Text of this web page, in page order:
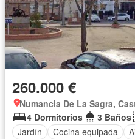
260.000 €
Numancia De La Sagra,
4 Dormitorios
3 Baños
Jardín
Cocina equipada